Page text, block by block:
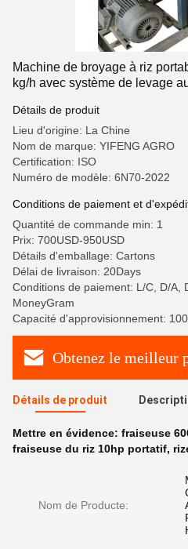
Machine de broyage à riz
kg/h avec système de levage
Détails de produit
Lieu d'origine: La Chine
Nom de marque: YIFENG AGRO
Certification: ISO
Numéro de modèle: 6N70-2022
Conditions de paiement et
Quantité de commande min: 1
Prix: 700USD-950USD
Détails d'emballage: Cartons
Délai de livraison: 20Days
Conditions de paiement: L/C, D/A,
MoneyGram
Capacité d'approvisionnement:
Obtenez le meilleur
Détails de produit
Mettre en évidence: fraiseuse
fraiseuse du riz 10hp portatif,
Nom de Producte: